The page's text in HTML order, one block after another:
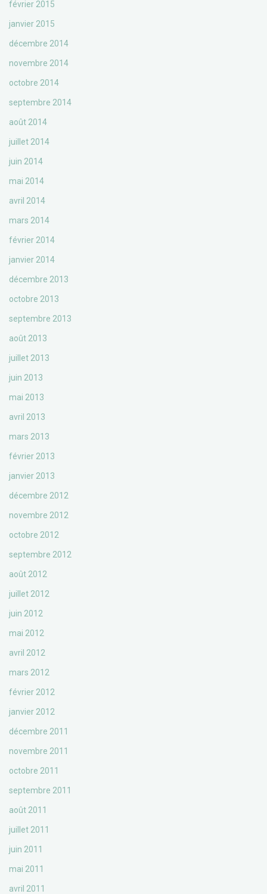
février 2015
janvier 2015
décembre 2014
novembre 2014
octobre 2014
septembre 2014
août 2014
juillet 2014
juin 2014
mai 2014
avril 2014
mars 2014
février 2014
janvier 2014
décembre 2013
octobre 2013
septembre 2013
août 2013
juillet 2013
juin 2013
mai 2013
avril 2013
mars 2013
février 2013
janvier 2013
décembre 2012
novembre 2012
octobre 2012
septembre 2012
août 2012
juillet 2012
juin 2012
mai 2012
avril 2012
mars 2012
février 2012
janvier 2012
décembre 2011
novembre 2011
octobre 2011
septembre 2011
août 2011
juillet 2011
juin 2011
mai 2011
avril 2011